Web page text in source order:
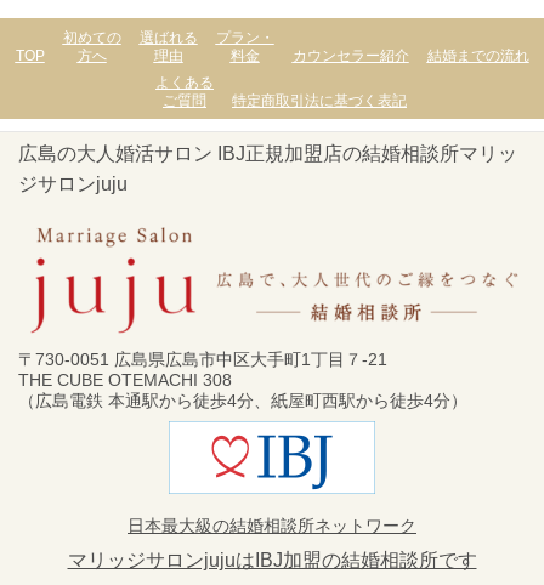
TOP
初めての
方へ
選ばれる
理由
プラン・
料金
カウンセラー紹介
結婚までの流れ
よくある
ご質問
特定商取引法に基づく表記
広島の大人婚活サロン IBJ正規加盟店の結婚相談所マリッ
ジサロンjuju
〒730-0051 広島県広島市中区大手町1丁目７-21
THE CUBE OTEMACHI 308
（広島電鉄 本通駅から徒歩4分、紙屋町西駅から徒歩4分）
日本最大級の結婚相談所ネットワーク
マリッジサロンjujuはIBJ加盟の結婚相談所です